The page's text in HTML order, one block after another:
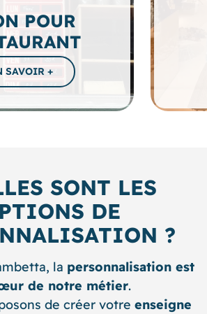
POUR
SONT LES
DE
?
la personnalisation est
de notre métier.
de créer votre enseigne